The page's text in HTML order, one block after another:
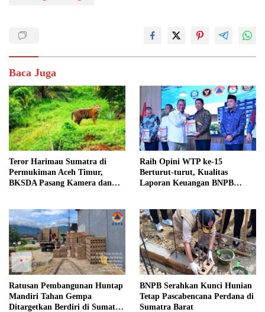
Baca Juga
Teror Harimau Sumatra di
Permukiman Aceh Timur,
BKSDA Pasang Kamera dan
Raih Opini WTP ke-15
Berturut-turut, Kualitas
Laporan Keuangan BNPB
Ratusan Pembangunan Huntap
Mandiri Tahan Gempa
Ditargetkan Berdiri di Sumatra
BNPB Serahkan Kunci Hunian
Tetap Pascabencana Perdana di
Sumatra Barat